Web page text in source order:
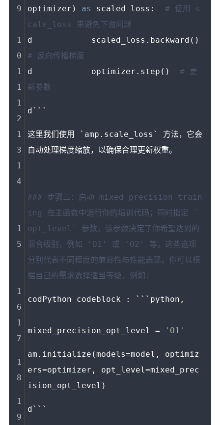
optimizer) as scaled_loss: # 使用 s
cale_loss 来避免下溢问题
# 反向传播梯度
d            optimizer.step() # 更
新参数
d```
这里我们使用 `amp.scale_loss` 方法，它会
自动处理梯度缩放，以确保合理更新权重。
### 步骤三：启动 mixed precision train
ing 在主函数中运行你的培训代码；同时指定 `
opt_level` 参数，该参数决定了你希望达到的
混合级别，例如 'O1' 或 'O2' 等。这些选项
分别代表不同程度的兼容性与性能表现，你可以根
据自己的需求选择适当等级，例如:
codPython codeblock : ```python,
mixed_precision_opt_level = 'O1'
am.initialize(models=model, optimiz
ers=optimizer, opt_level=mixed_prec
ision_opt_level)
d```